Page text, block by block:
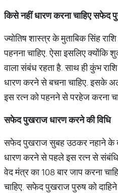
किसेनहींधारणकरनाचाहिएसफेद
ज्योतिष शास्त्र के मुताबिक सिंह
पहनना चाहिए. ऐसा इसलिए
वाला संबंध रहता है. साथ ही कुंभ
धारण करने से बचना चाहिए. इसके
इस रत्न को पहनने से परहेज करना
सफेदपुखराजधारणकरनेकीविधि
सफेद पुखराज सुबह उठकर नहाने के
धारण करने से पहले इस रत्न से
वेद मंत्र का 108 बार जाप करना
चाहिए. सफेद पुखराज पुरुष को